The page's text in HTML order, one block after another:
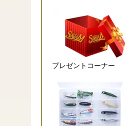
プレゼントコーナー